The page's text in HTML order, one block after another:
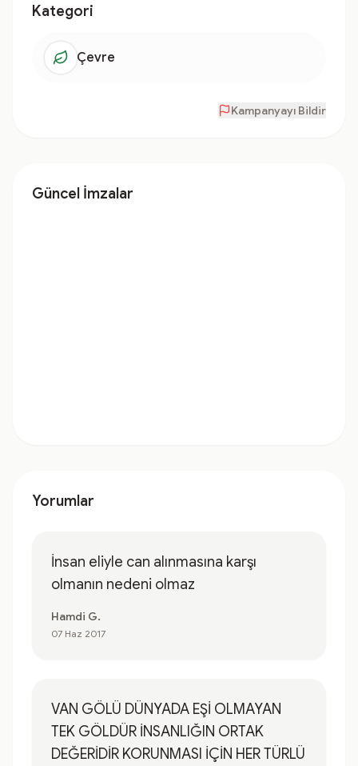
Kategori
Çevre
Kampanyayı Bildir
Güncel İmzalar
Yorumlar
İnsan eliyle can alınmasına karşı
olmanın nedeni olmaz
Hamdi G.
07 Haz 2017
VAN GÖLÜ DÜNYADA EŞİ OLMAYAN
TEK GÖLDÜR İNSANLIĞIN ORTAK
DEĞERİDİR KORUNMASI İÇİN HER TÜRLÜ